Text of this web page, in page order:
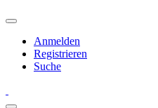
Anmelden
Registrieren
Suche